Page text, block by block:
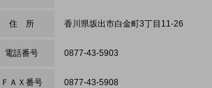
住 所 香川県坂出市白金町3丁目11-26
電話番号 0877-43-5903
ＦＡＸ番号 0877-43-5908